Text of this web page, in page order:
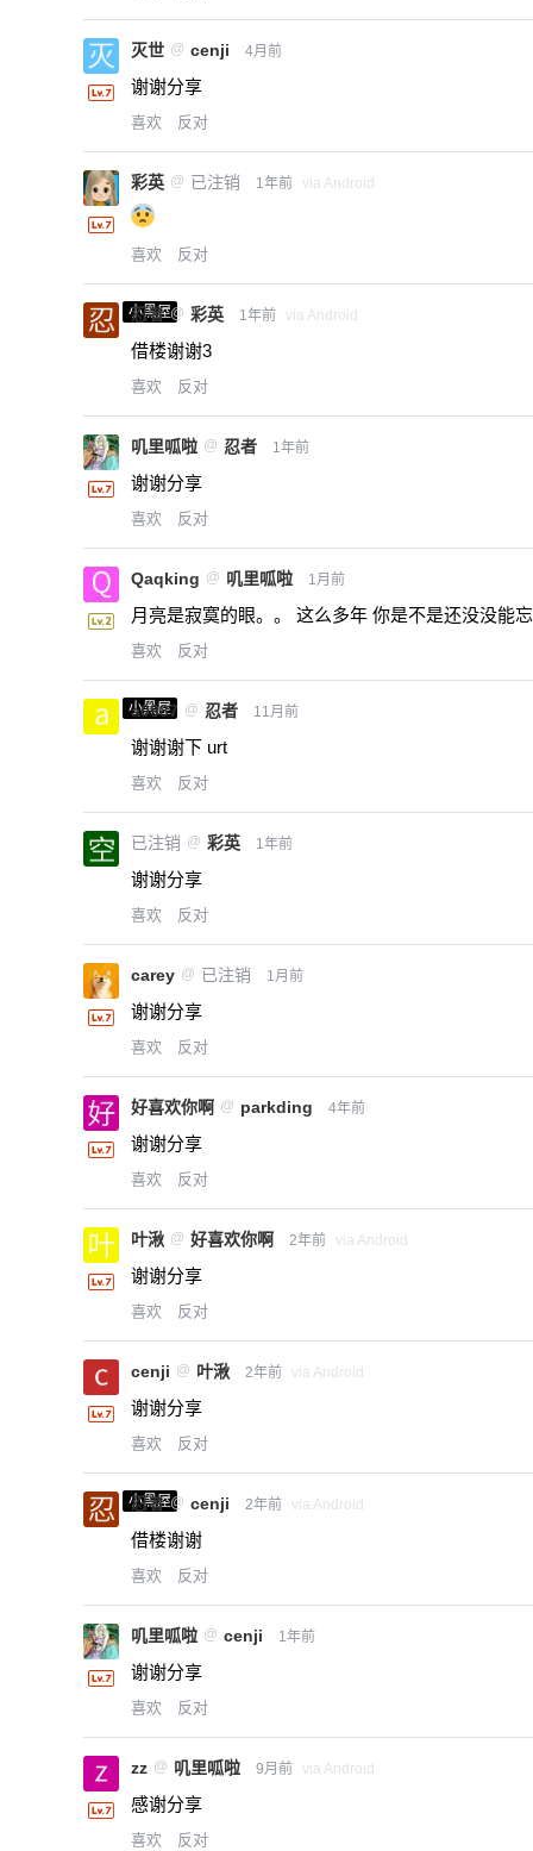
灭世 @ cenji 4月前
谢谢分享
喜欢 反对
彩英 @ 已注销 1年前 via Android
喜欢 反对
小黑屋
忍者 @ 彩英 1年前 via Android
借楼谢谢3
喜欢 反对
叽里呱啦 @ 忍者 1年前
谢谢分享
喜欢 反对
Qaqking @ 叽里呱啦 1月前
月亮是寂寞的眼。。 这么多年 你是不是还没没能
喜欢 反对
小黑屋
a0987 @ 忍者 11月前
谢谢谢下 urt
喜欢 反对
已注销 @ 彩英 1年前
谢谢分享
喜欢 反对
carey @ 已注销 1月前
谢谢分享
喜欢 反对
好喜欢你啊 @ parkding 4年前
谢谢分享
喜欢 反对
叶湫 @ 好喜欢你啊 2年前 via Android
谢谢分享
喜欢 反对
cenji @ 叶湫 2年前 via Android
谢谢分享
喜欢 反对
小黑屋
忍者 @ cenji 2年前 via Android
借楼谢谢
喜欢 反对
叽里呱啦 @ cenji 1年前
谢谢分享
喜欢 反对
zz @ 叽里呱啦 9月前 via Android
感谢分享
喜欢 反对